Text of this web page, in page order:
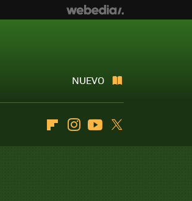
NUEVO
FlipboardInstagramYoutube